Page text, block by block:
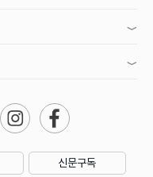
신문구독